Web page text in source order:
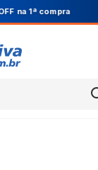
na 1ª compra